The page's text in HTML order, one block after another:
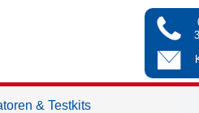
& Testkits